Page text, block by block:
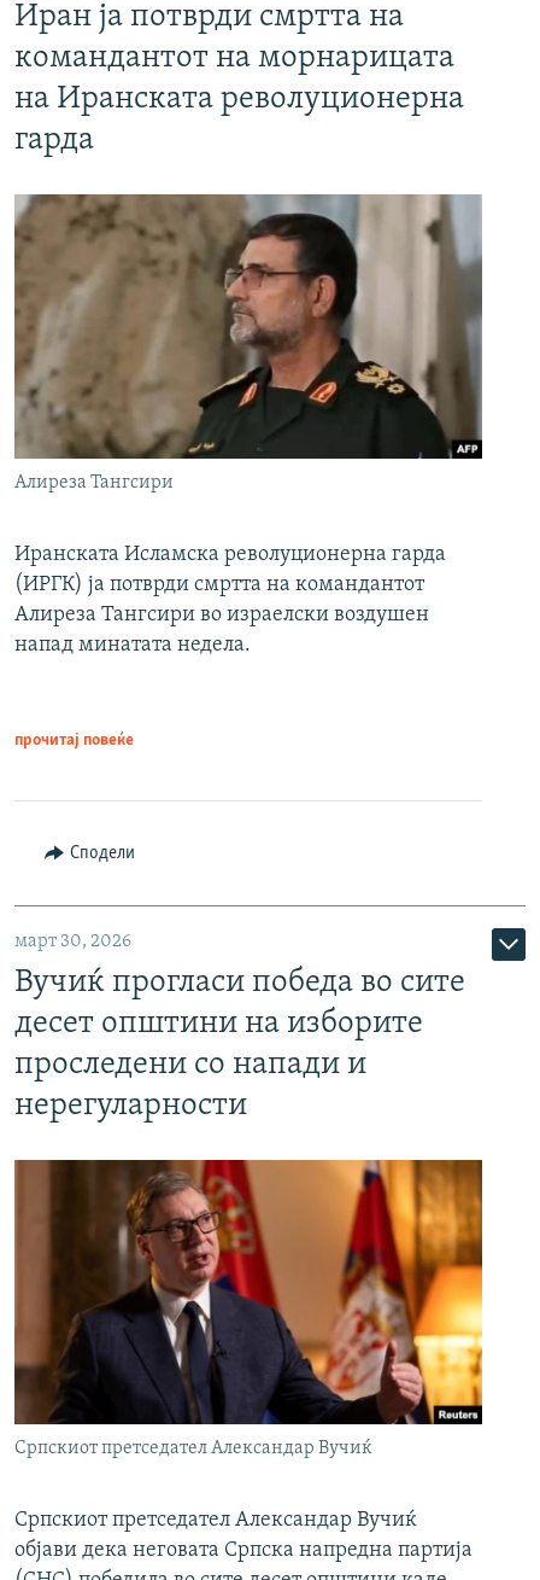
Иран ја потврди смртта на
командантот на морнарицата
на Иранската револуционерна
гарда
Алиреза Тангсири
Иранската Исламска револуционерна гарда
(ИРГК) ја потврди смртта на командантот
Алиреза Тангсири во израелски воздушен
напад минатата недела.
прочитај повеќе
Сподели
март 30, 2026
Вучиќ прогласи победа во сите
десет општини на изборите
проследени со напади и
нерегуларности
Српскиот претседател Александар Вучиќ
Српскиот претседател Александар Вучиќ
објави дека неговата Српска напредна партија